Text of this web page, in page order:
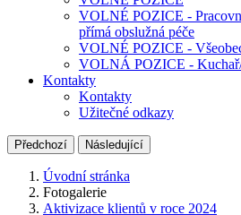
VOLNÉ POZICE -
přímá obslužná péče
VOLNÉ POZICE -
VOLNÁ POZICE -
Kontakty
Kontakty
Užitečné odkazy
Předchozí Následující
Úvodní stránka
Fotogalerie
Aktivizace klientů v roce 2024